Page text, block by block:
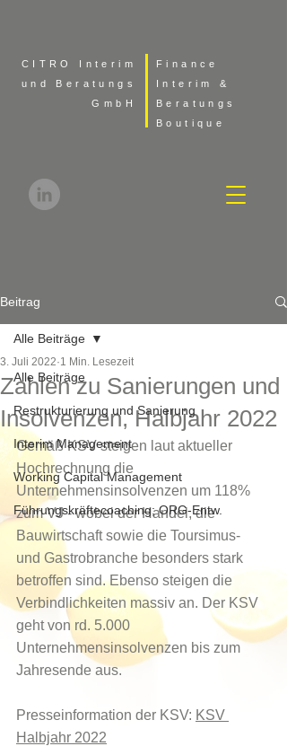
CITRO Interim
und Beratungs
GmbH
Finance
Interim &
Beratungs
Boutique
Beitrag
Alle Beiträge
Restrukturierung und Sanierung
Interim Management
Working Capital Management
Führungskräftecoaching; ORG-Entw.
Alle Beiträge
Zahlen zu Sanierungen und
Insolvenzen, Halbjahr 2022
3. Juli 2022 1 Min. Lesezeit
Gemäß KSV steigen laut aktueller
Hochrechnung die
Unternehmensinsolvenzen um 118%
zum VJ - wobei der Handel, die
Bauwirtschaft sowie die Toursimus-
und Gastrobranche besonders stark
betroffen sind. Ebenso steigen die
Verbindlichkeiten massiv an. Der KSV
geht von rd. 5.000
Unternehmensinsolvenzen bis zum
Jahresende aus.
Presseinformation der KSV: KSV
Halbjahr 2022